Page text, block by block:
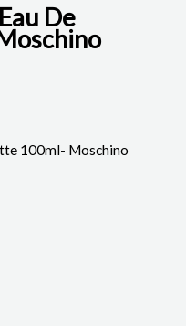
De
100ml- Moschino